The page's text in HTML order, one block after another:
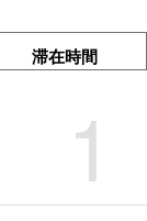
滞在時間
1